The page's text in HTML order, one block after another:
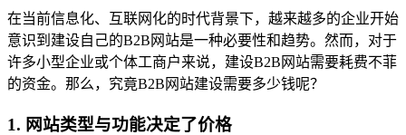
在当前信息化、互联网化的时代背景下，越来越多的企业开始
意识到建设自己的B2B网站是一种必要性和趋势。然而，对于
许多小型企业或个体工商户来说，建设B2B网站需要耗费不菲
的资金。那么，究竟B2B网站建设需要多少钱呢？
1. 网站类型与功能决定了价格